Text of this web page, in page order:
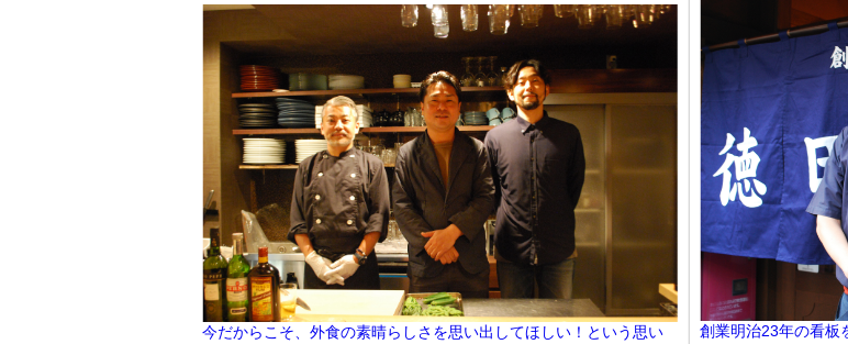
今だからこそ、外食の素晴らしさを思い出してほしい！という思い
創業明治23年の看板